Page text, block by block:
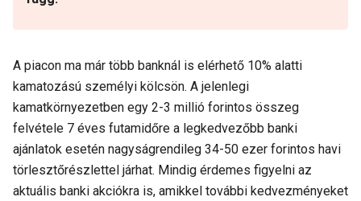
A piacon ma már több banknál is elérhető 10% alatti
kamatozású személyi kölcsön. A jelenlegi
kamatkörnyezetben egy 2-3 millió forintos összeg
felvétele 7 éves futamidőre a legkedvezőbb banki
ajánlatok esetén nagyságrendileg 34-50 ezer forintos havi
törlesztőrészlettel járhat. Mindig érdemes figyelni az
aktuális banki akciókra is, amikkel további kedvezményeket